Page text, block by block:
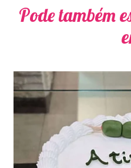
Pode também